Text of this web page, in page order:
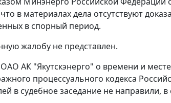
в материалах дела отсутствуют
в спорный период.
жалобу не представлен.
АК "Якутскэнерго" о времени и
процессуального кодекса
в судебное заседание не направили,